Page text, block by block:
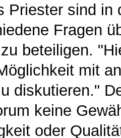
Priester sind in
Fragen
beteiligen.
mit
diskutieren."
keine
oder